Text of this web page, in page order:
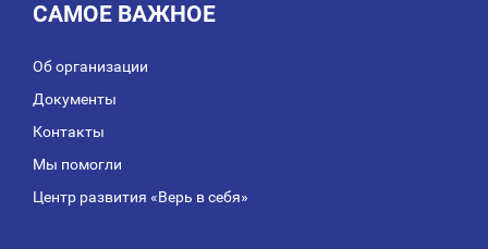
САМОЕ ВАЖНОЕ
Об организации
Документы
Контакты
Мы помогли
Центр развития «Верь в себя»